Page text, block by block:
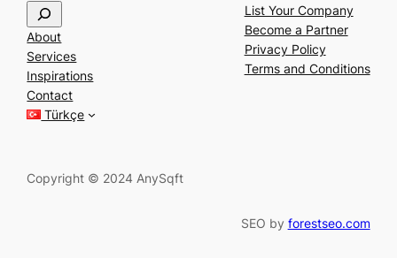
e
a
r
c
h
About
Services
Inspirations
Contact
Türkçe
List Your Company
Become a Partner
Privacy Policy
Terms and Conditions
Copyright © 2024 AnySqft
SEO by forestseo.com